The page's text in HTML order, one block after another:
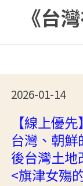
《台
2026-01-14
【線上優
台灣、朝
後台灣土
<旗津女殤